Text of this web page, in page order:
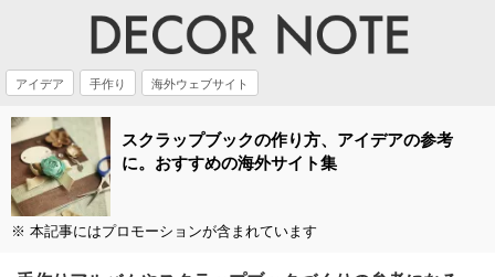
アイデア 手作り 海外ウェブサイト
スクラップブックの作り方、アイデアの参考
に。おすすめの海外サイト集
※ 本記事にはプロモーションが含まれています